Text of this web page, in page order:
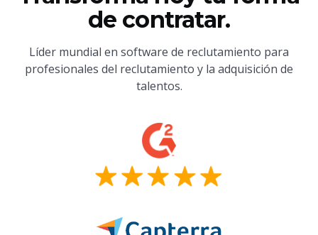
de contratar.
Líder mundial en software de reclutamiento para
profesionales del reclutamiento y la adquisición de
talentos.